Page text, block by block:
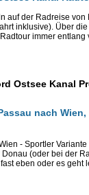
auf der Radreise von
inklusive). Über
immer entlang
Ostsee Kanal
nach Wien,
- Sportler Variante
(oder bei der
eben oder es geht